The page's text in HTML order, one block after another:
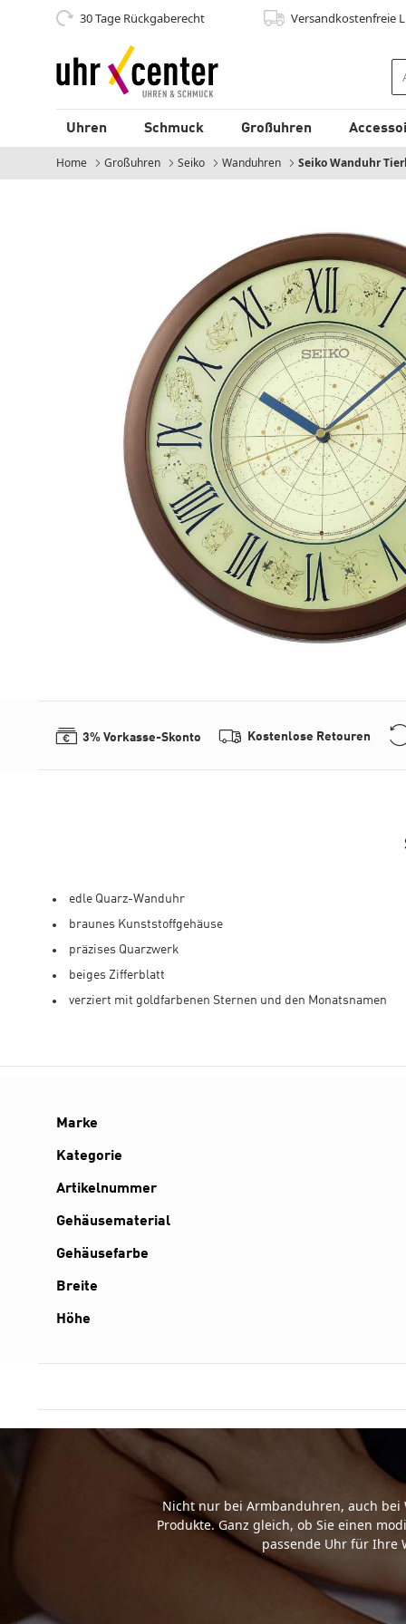
Hauptinhalt30 Tage Rückgaberecht Versandkostenfreie
Uhren Schmuck Großuhren
Home Großuhren Seiko Wanduhren Momentan:
Seiko Wanduhr
3% Vorkasse-Skonto Kostenlose Retouren
edle Quarz-Wanduhr
braunes Kunststoffgehäuse
präzises Quarzwerk
beiges Zifferblatt
verziert mit goldfarbenen Sternen und den Monatsnamen
Details
Marke
Kategorie
Artikelnummer
Gehäusematerial
Gehäusefarbe
Breite
Höhe
Nicht nur bei Armbanduhren, auch bei
Produkte. Ganz gleich, ob Sie einen
passende Uhr für Ihre